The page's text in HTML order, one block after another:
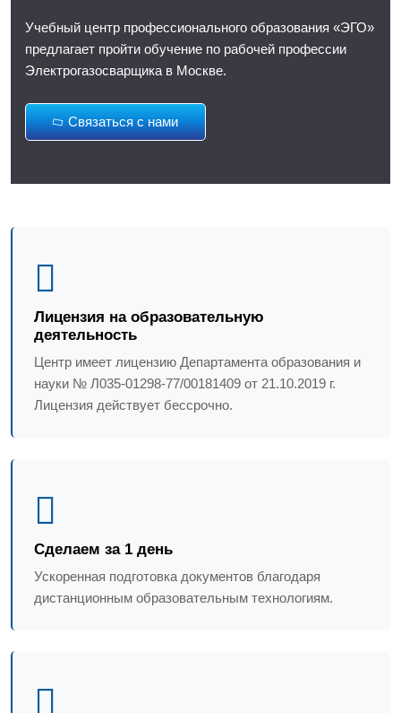
Учебный центр профессионального образования «ЭГО»
предлагает пройти обучение по рабочей профессии
Электрогазосварщика в Москве.
Связаться с нами
Лицензия на образовательную
деятельность
Центр имеет лицензию Департамента образования и
науки № Л035-01298-77/00181409 от 21.10.2019 г.
Лицензия действует бессрочно.
Сделаем за 1 день
Ускоренная подготовка документов благодаря
дистанционным образовательным технологиям.